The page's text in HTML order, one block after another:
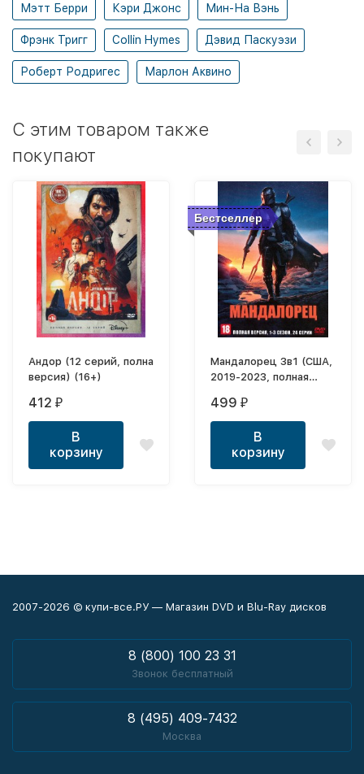
Мэтт Берри Кэри Джонс Мин-На Вэнь
Фрэнк Тригг Collin Hymes Дэвид Паскуэзи
Роберт Родригес Марлон Аквино
C этим товаром также
покупают
Андор (12 серий, полна
версия) (16+)
412 ₽
В
корзину
Бестселлер
Мандалорец 3в1 (США,
2019-2023, полная
серии)
499 ₽
В
корзину
2007-2026 © купи-все.РУ — Магазин DVD и Blu-Ray дисков
8 (800) 100 23 31
Звонок бесплатный
8 (495) 409-7432
Москва